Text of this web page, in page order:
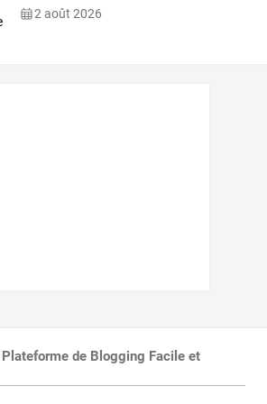
2 août 2026
de Blogging Facile et